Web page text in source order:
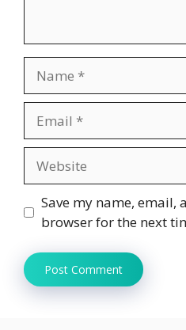
Save my name, email,
browser for the next